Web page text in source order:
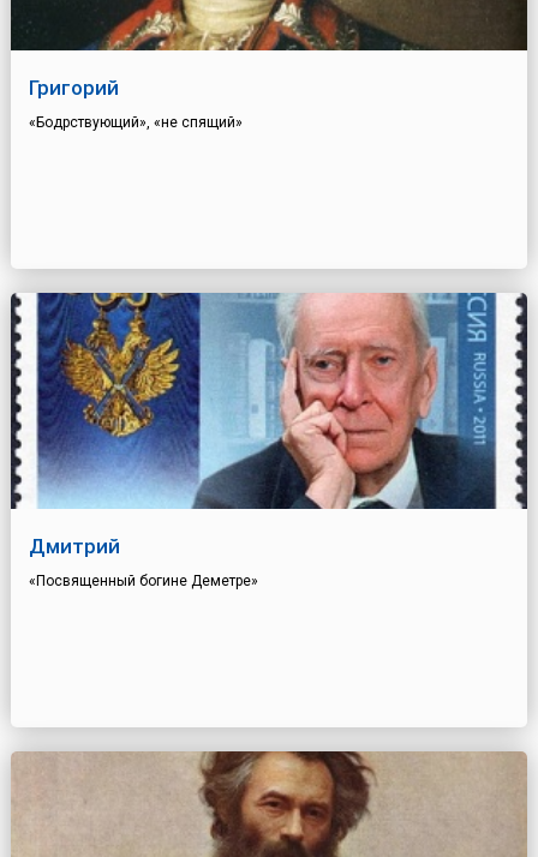
Григорий
«Бодрствующий», «не спящий»
Дмитрий
«Посвященный богине Деметре»